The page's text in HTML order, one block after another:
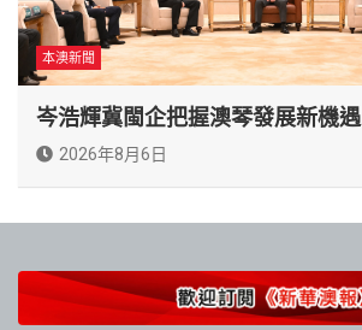
本澳新聞
岑浩輝冀閩企把握澳琴發展新機遇
2026年8月6日